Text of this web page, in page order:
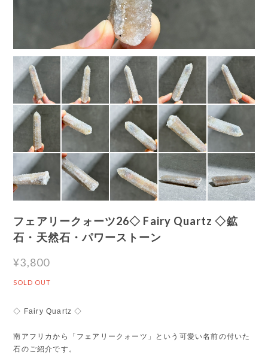
フェアリークォーツ26◇ Fairy Quartz ◇鉱
石・天然石・パワーストーン
¥3,800
SOLD OUT
◇ Fairy Quartz ◇
南アフリカから「フェアリークォーツ」という可愛い名前の付いた
石のご紹介です。